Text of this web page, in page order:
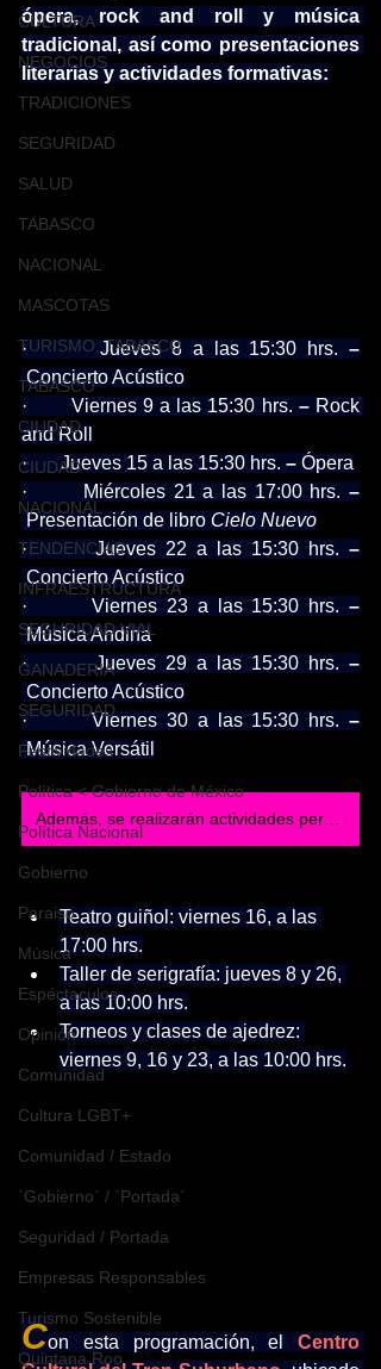
CULTURA
NEGOCIOS
TRADICIONES
SEGURIDAD
SALUD
TABASCO
NACIONAL
MASCOTAS
TURISMO, TABASCO
TABASCO
CIUDAD
CIUDAD
NACIONAL
TENDENCIAS
INFRAESTRUCTURA
SEGURIDAD VIAL
GANADERIA
SEGURIDAD
Festividades
Política < Gobierno de México
Política Nacional
Gobierno
Paraiso
Música
Espéctaculos
Opinión
Comunidad
Cultura LGBT+
Comunidad / Estado
`Gobierno` / `Portada`
Seguridad / Portada
Empresas Responsables
Turismo Sostenible
Quintana Roo
ópera, rock and roll y música
tradicional, así como presentaciones
literarias y actividades formativas:
·       Jueves 8 a las 15:30 hrs. –
Concierto Acústico
·       Viernes 9 a las 15:30 hrs. – Rock
and Roll
·       Jueves 15 a las 15:30 hrs. – Ópera
·       Miércoles 21 a las 17:00 hrs. –
Presentación de libro Cielo Nuevo
·       Jueves 22 a las 15:30 hrs. –
Concierto Acústico
·       Viernes 23 a las 15:30 hrs. –
Música Andina
·       Jueves 29 a las 15:30 hrs. –
Concierto Acústico
·       Viernes 30 a las 15:30 hrs. –
Música Versátil
Además, se realizarán actividades permanentes para todas las edades:
Teatro guiñol: viernes 16, a las
17:00 hrs.
Taller de serigrafía: jueves 8 y 26,
a las 10:00 hrs.
Torneos y clases de ajedrez:
viernes 9, 16 y 23, a las 10:00 hrs.
Con esta programación, el Centro